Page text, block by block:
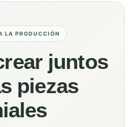
LA PRODUCCIÓN
juntos
piezas